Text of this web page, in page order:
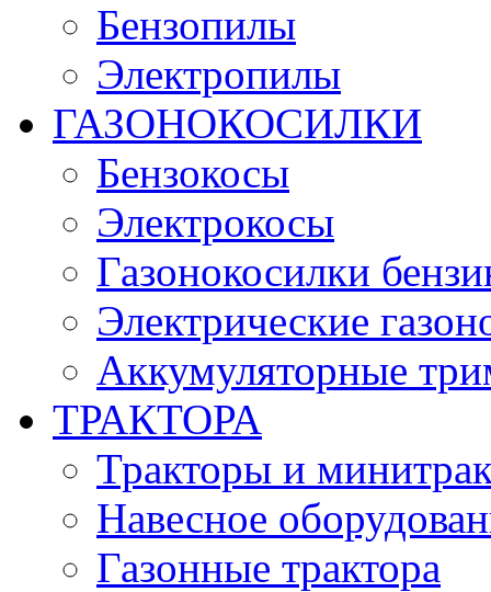
Бензопилы
Электропилы
ГАЗОНОКОСИЛКИ
Бензокосы
Электрокосы
Газонокосилки
Электрические
Аккумуляторные
ТРАКТОРА
Тракторы и
Навесное
Газонные трактора